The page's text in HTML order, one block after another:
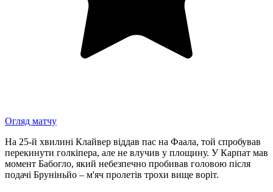
Огляд матчу
На 25-й хвилині Клайвер віддав пас на Фаала, той спробував
перекинути голкіпера, але не влучив у площину. У Карпат мав
момент Бабогло, який небезпечно пробивав головою після
подачі Бруніньйо – м'яч пролетів трохи вище воріт.